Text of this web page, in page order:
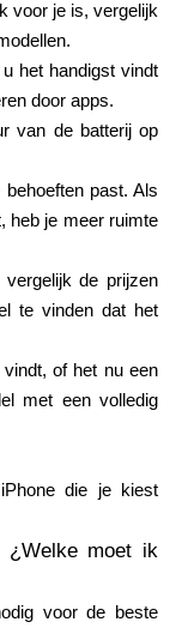
voor je is, vergelijk
het handigst vindt
door apps.
van de batterij op
past. Als
heb je meer ruimte
de prijzen
te vinden dat het
of het nu een
met een volledig
die je kiest
¿Welke moet ik
voor de beste